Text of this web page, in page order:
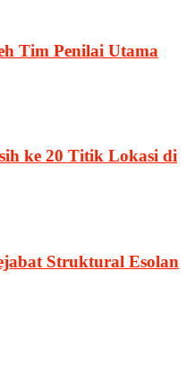
Tim Penilai Utama
ke 20 Titik Lokasi di
Struktural Esolan